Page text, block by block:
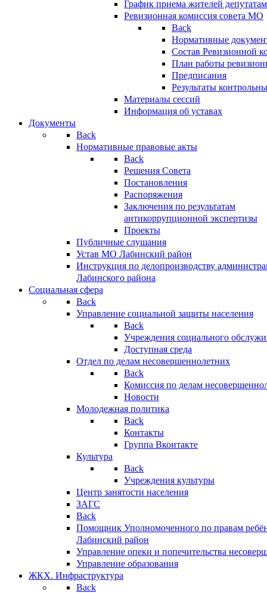
График приема жителей
Ревизионная комиссия совета МО
Back
Нормативные
Состав Ревизионной
План работы
Предписания
Результаты
Материалы сессий
Информация об уставах
Документы
Back
Нормативные правовые акты
Back
Решения Совета
Постановления
Распоряжения
Заключения по результатам
антикоррупционной экспертизы
Проекты
Публичные слушания
Устав МО Лабинский район
Инструкция по делопроизводству
Лабинского района
Социальная сфера
Back
Управление социальной защиты населения
Back
Учреждения социального
Доступная среда
Отдел по делам несовершеннолетних
Back
Комиссия по делам
Новости
Молодежная политика
Back
Контакты
Группа Вконтакте
Культура
Back
Учреждения культуры
Центр занятости населения
ЗАГС
Back
Помощник Уполномоченного по правам
Лабинский район
Управление опеки и попечительства
Управление образования
ЖКХ. Инфраструктура
Back